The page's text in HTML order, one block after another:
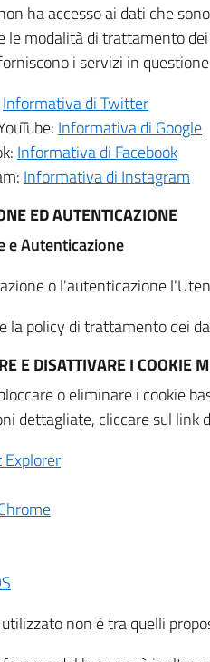
ha accesso ai dati che
le modalità di trattamento
i servizi in
Informativa di Twitter
Informativa di Google
Informativa di Facebook
Informativa di Instagram
ED AUTENTICAZIONE
e Autenticazione
o l'autenticazione
la policy di trattamento dei
E DISATTIVARE I COOKIE
o eliminare i cookie
dettagliate, cliccare sul link
non è tra quelli